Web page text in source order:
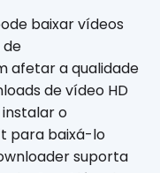
baixar vídeos
de
afetar a qualidade
de vídeo HD
o
para baixá-lo
suporta